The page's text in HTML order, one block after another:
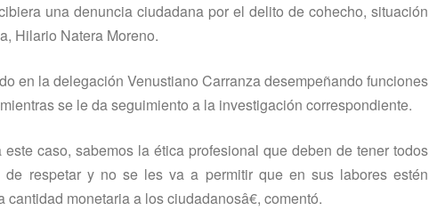
una denuncia ciudadana por el delito de cohecho, situación
Hilario Natera Moreno.
en la delegación Venustiano Carranza desempeñando funciones
se le da seguimiento a la investigación correspondiente.
caso, sabemos la ética profesional que deben de tener todos
respetar y no se les va a permitir que en sus labores estén
monetaria a los ciudadanosâ€, comentó.